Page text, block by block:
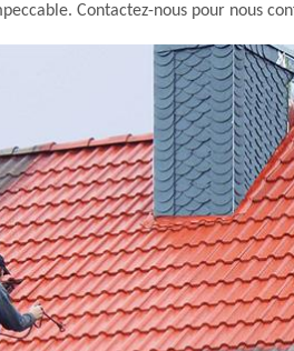
Contactez-nous pour nous